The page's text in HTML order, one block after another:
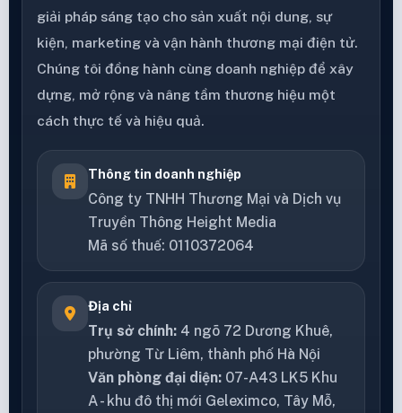
giải pháp sáng tạo cho sản xuất nội dung, sự
kiện, marketing và vận hành thương mại điện tử.
Chúng tôi đồng hành cùng doanh nghiệp để xây
dựng, mở rộng và nâng tầm thương hiệu một
cách thực tế và hiệu quả.
Thông tin doanh nghiệp
Công ty TNHH Thương Mại và Dịch vụ
Truyền Thông Height Media
Mã số thuế: 0110372064
Địa chỉ
Trụ sở chính: 4 ngõ 72 Dương Khuê,
phường Từ Liêm, thành phố Hà Nội
Văn phòng đại diện: 07-A43 LK5 Khu
A - khu đô thị mới Geleximco, Tây Mỗ,